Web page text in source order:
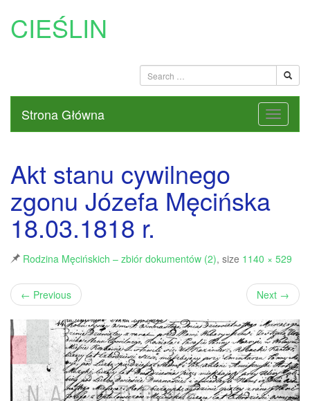
CIEŚLIN
Strona Główna
Akt stanu cywilnego
zgonu Józefa Męcińska
18.03.1818 r.
Rodzina Męcińskich – zbiór dokumentów (2), size 1140 × 529
← Previous Next →